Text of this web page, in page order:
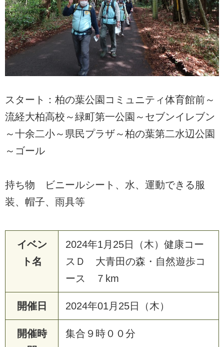
スタート：柏の葉公園コミュニティ体育館前～
流経大柏高校～緑町第一公園～セブンイレブン
～十余二小～県民プラザ～柏の葉第二水辺公園
～ゴール
持ち物 ビニールシート、水、運動できる服
装、帽子、雨具等
イベン
ト名
2024年1月25日（木）健康コー
スＤ 大青田の森・自然遊歩コ
ース ７km
開催日 2024年01月25日（木）
開催時
集合９時００分